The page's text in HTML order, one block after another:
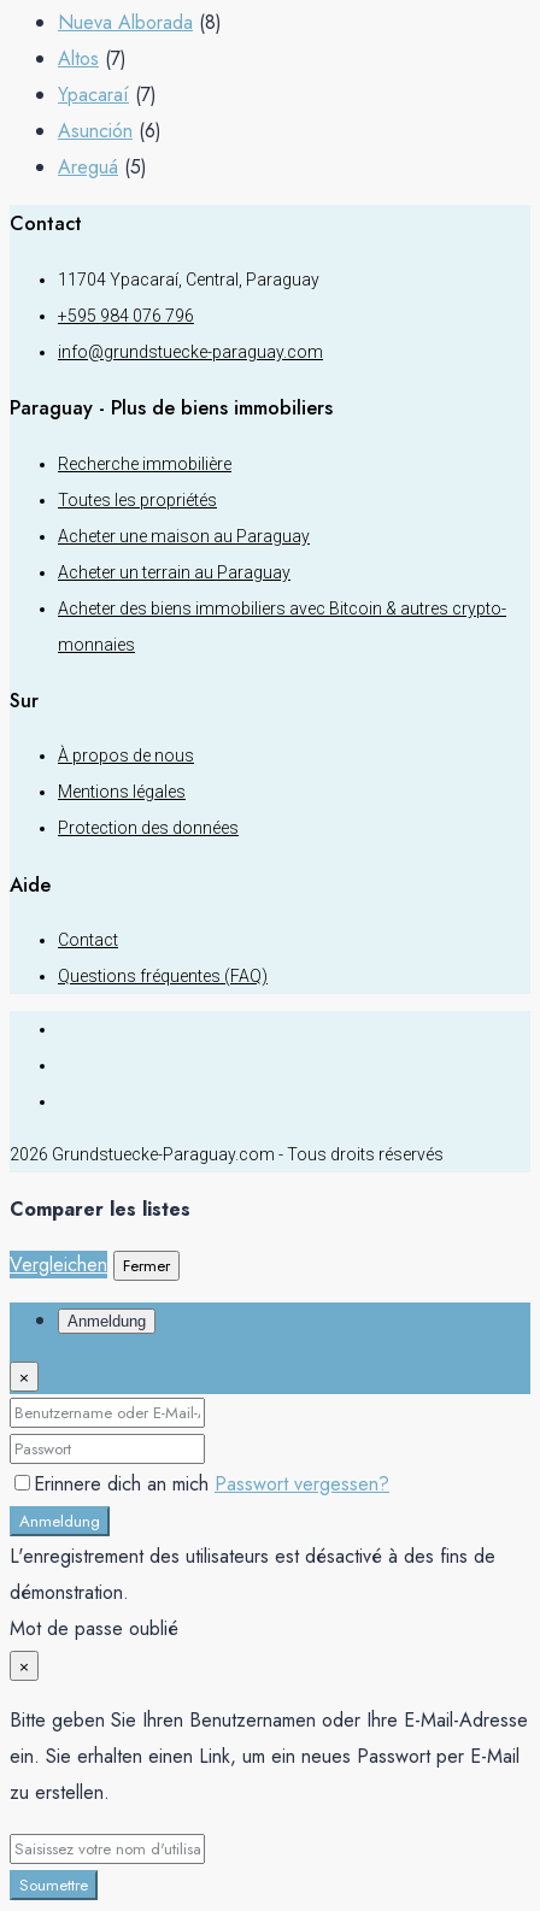
Nueva Alborada (8)
Altos (7)
Ypacaraí (7)
Asunción (6)
Areguá (5)
Contact
11704 Ypacaraí, Central, Paraguay
+595 984 076 796
info@grundstuecke-paraguay.com
Paraguay - Plus de biens immobiliers
Recherche immobilière
Toutes les propriétés
Acheter une maison au Paraguay
Acheter un terrain au Paraguay
Acheter des biens immobiliers avec Bitcoin & autres crypto-
monnaies
Sur
À propos de nous
Mentions légales
Protection des données
Aide
Contact
Questions fréquentes (FAQ)
2026 Grundstuecke-Paraguay.com - Tous droits réservés
Comparer les listes
Vergleichen
Fermer
Anmeldung
×
Erinnere dich an mich Passwort vergessen?
Anmeldung
L'enregistrement des utilisateurs est désactivé à des fins de
démonstration.
Mot de passe oublié
×
Bitte geben Sie Ihren Benutzernamen oder Ihre E-Mail-Adresse
ein. Sie erhalten einen Link, um ein neues Passwort per E-Mail
zu erstellen.
Soumettre